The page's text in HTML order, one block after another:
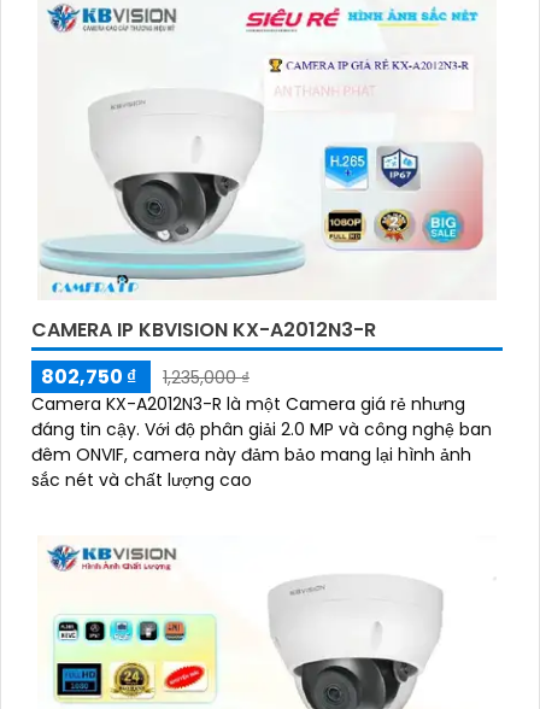
CAMERA IP KBVISION KX-A2012N3-R
802,750 ₫
1,235,000 ₫
Camera KX-A2012N3-R là một Camera giá rẻ nhưng
đáng tin cậy. Với độ phân giải 2.0 MP và công nghệ ban
đêm ONVIF, camera này đảm bảo mang lại hình ảnh
sắc nét và chất lượng cao